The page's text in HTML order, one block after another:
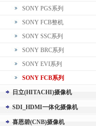
SONY PGS系列
SONY FCB整机
SONY SSC系列
SONY BRC系列
SONY EVI系列
SONY FCB系列
日立(HITACHI)摄像机
SDI_HDMI一体化摄像机
喜恩碧(CNB)摄像机